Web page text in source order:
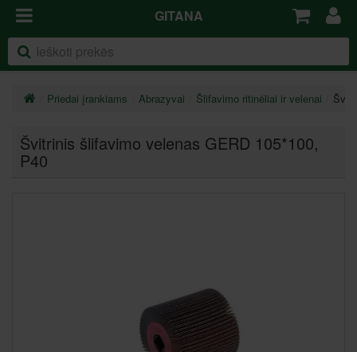
GITANA
Priedai įrankiams Abrazyvai Šlifavimo ritinėliai ir velenai
Švitrinis šlifavimo velenas GERD 105*100,
P40